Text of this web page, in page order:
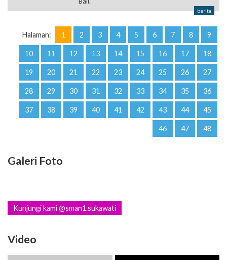
berita
Halaman: 1 2 3 4 5 6 7 8 9
10 11 12 13 14 15 16 17 18
19 20 21 22 23 24 25 26 27
28 29 30 31 32 33 34 35 36
37 38 39 40 41 42 43 44 45
46 47 48
Galeri Foto
Kunjungi kami @sman1.sukawati
Video